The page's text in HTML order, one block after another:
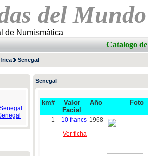
del Mundo
de Numismática
Catalogo
Senegal
Senegal
km#
Valor
Facial
Año Foto
1
10 francs
Ver ficha
1968